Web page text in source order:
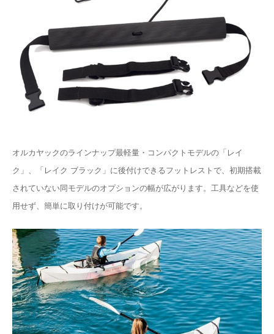
オルカヤックのラインナップ最軽量・コンパクトモデルの「レイ
ク」、「レイク ブラック」に後付けできるフットレストで、初期搭載
されていない同モデルのオプションの幅が広がります。工具などを使
用せず、簡単に取り付けが可能です。